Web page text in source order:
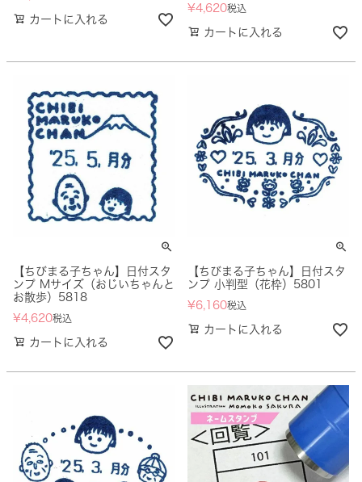
カートに入れる
¥4,620税込
カートに入れる
【ちびまる子ちゃん】日付スタ
ンプ Mサイズ（おじいちゃんと
お散歩）5818
¥4,620税込
カートに入れる
【ちびまる子ちゃん】日付スタ
ンプ 小判型（花枠）5801
¥6,160税込
カートに入れる